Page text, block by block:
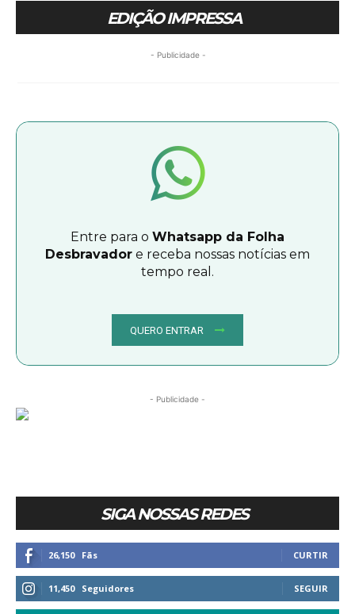
EDIÇÃO IMPRESSA
- Publicidade -
Entre para o Whatsapp da Folha
Desbravador e receba nossas notícias em
tempo real.
QUERO ENTRAR
- Publicidade -
SIGA NOSSAS REDES
26,150 Fãs CURTIR
11,450 Seguidores SEGUIR